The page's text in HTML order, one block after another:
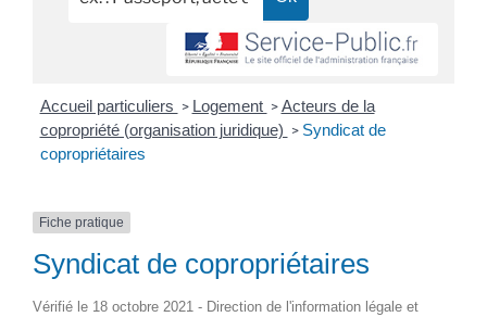
Accueil particuliers > Logement > Acteurs de la
copropriété (organisation juridique) > Syndicat de
copropriétaires
Fiche pratique
Syndicat de copropriétaires
Vérifié le 18 octobre 2021 - Direction de l'information légale et